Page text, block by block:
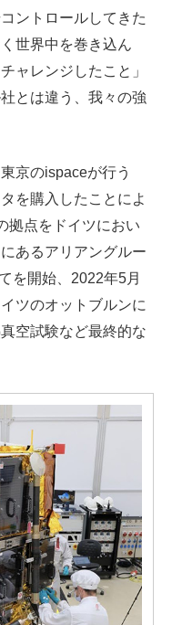
ントロールしてきた
世界中を巻き込ん
ャレンジしたこと」
とは違う、我々の強
京のispaceが行う
を購入したことによ
拠点をドイツにおい
あるアリアングルー
を開始、2022年5月
ツのオットブルンに
空試験など最終的な